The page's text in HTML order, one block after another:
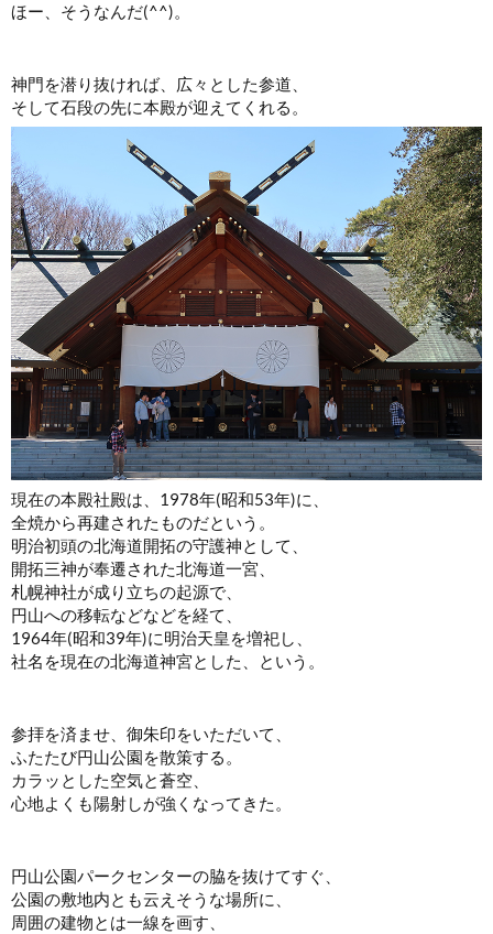
ほー、そうなんだ(^^)。
神門を潜り抜ければ、広々とした参道、
そして石段の先に本殿が迎えてくれる。
現在の本殿社殿は、1978年(昭和53年)に、
全焼から再建されたものだという。
明治初頭の北海道開拓の守護神として、
開拓三神が奉遷された北海道一宮、
札幌神社が成り立ちの起源で、
円山への移転などなどを経て、
1964年(昭和39年)に明治天皇を増祀し、
社名を現在の北海道神宮とした、という。
参拝を済ませ、御朱印をいただいて、
ふたたび円山公園を散策する。
カラッとした空気と蒼空、
心地よくも陽射しが強くなってきた。
円山公園パークセンターの脇を抜けてすぐ、
公園の敷地内とも云えそうな場所に、
周囲の建物とは一線を画す、